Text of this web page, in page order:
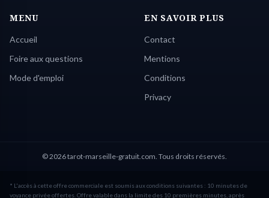
MENU
Accueil
Foire aux questions
Mode d'emploi
EN SAVOIR PLUS
Contact
Mentions
Conditions
Privacy
© 2026 tarot-marseille-gratuit.com. Tous droits réservés.
* L'accès à cette offre commerciale est soumis aux conditions suivantes : 10 minutes de
voyance privée offertes. Offre valable dans la limite des 10 premières minutes, après